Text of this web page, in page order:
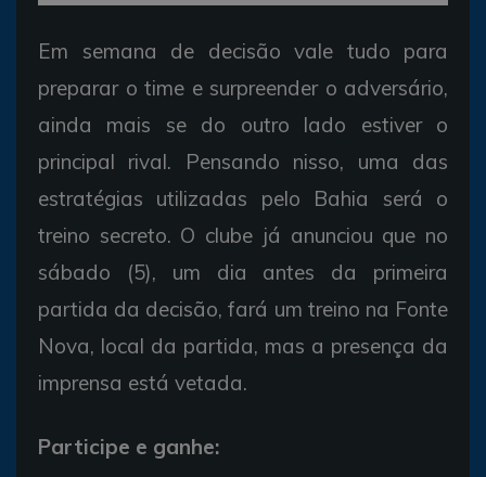
Em semana de decisão vale tudo para
preparar o time e surpreender o adversário,
ainda mais se do outro lado estiver o
principal rival. Pensando nisso, uma das
estratégias utilizadas pelo Bahia será o
treino secreto. O clube já anunciou que no
sábado (5), um dia antes da primeira
partida da decisão, fará um treino na Fonte
Nova, local da partida, mas a presença da
imprensa está vetada.
Participe e ganhe: